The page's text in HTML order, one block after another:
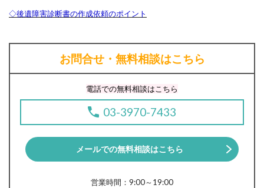
◇後遺障害診断書の作成依頼のポイント
お問合せ・無料相談はこちら
電話での無料相談はこちら
03-3970-7433
メールでの無料相談はこちら
営業時間：9:00～19:00